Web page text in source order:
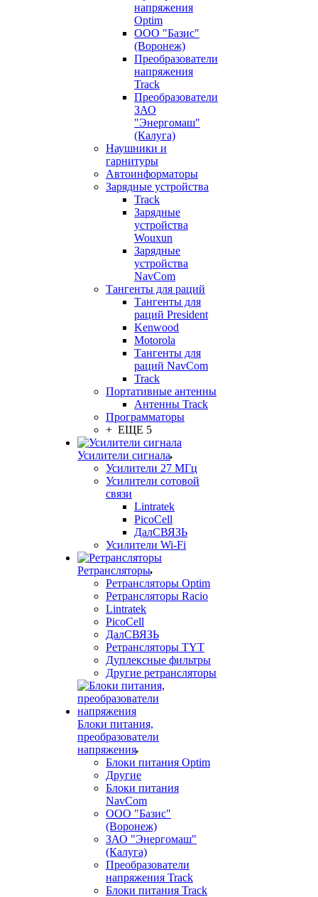
напряжения
Optim
ООО "Базис"
(Воронеж)
Преобразователи
напряжения
Track
Преобразователи
ЗАО
"Энергомаш"
(Калуга)
Наушники и
гарнитуры
Автоинформаторы
Зарядные устройства
Track
Зарядные
устройства
Wouxun
Зарядные
устройства
NavCom
Тангенты для раций
Тангенты для
раций President
Kenwood
Motorola
Тангенты для
раций NavCom
Track
Портативные антенны
Антенны Track
Программаторы
+ ЕЩЕ 5
Усилители сигнала
Усилители 27 МГц
Усилители сотовой
связи
Lintratek
PicoCell
ДалСВЯЗЬ
Усилители Wi-Fi
Ретрансляторы
Ретрансляторы Optim
Ретрансляторы Racio
Lintratek
PicoCell
ДалСВЯЗЬ
Ретрансляторы TYT
Дуплексные фильтры
Другие ретрансляторы
Блоки питания,
преобразователи
напряжения
Блоки питания Optim
Другие
Блоки питания
NavCom
ООО "Базис"
(Воронеж)
ЗАО "Энергомаш"
(Калуга)
Преобразователи
напряжения Track
Блоки питания Track